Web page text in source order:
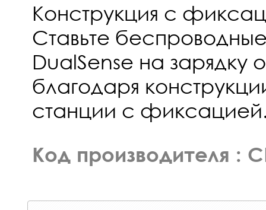
Конструкция с
Ставьте
DualSense на
благодаря
станции с
Код производителя :